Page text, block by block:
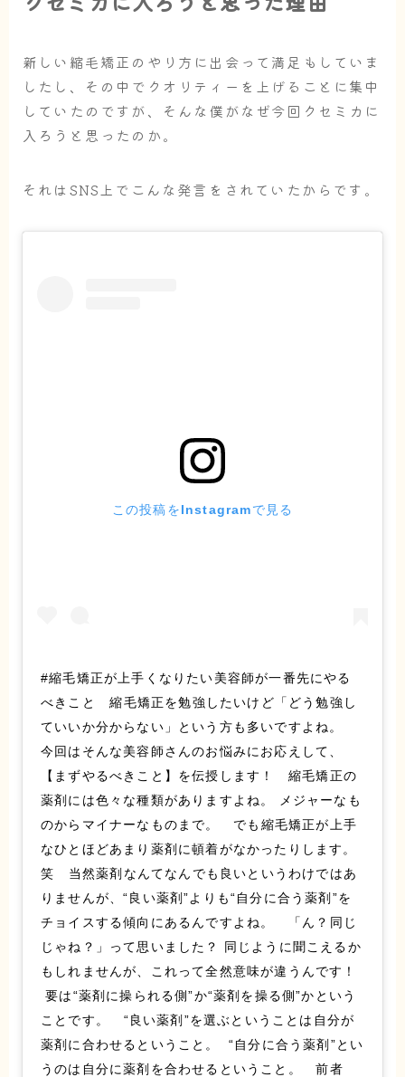
新しい縮毛矯正のやり方に出会って満足もしていま
したし、その中でクオリティーを上げることに集中
していたのですが、そんな僕がなぜ今回クセミカに
入ろうと思ったのか。
それはSNS上でこんな発言をされていたからです。
この投稿をInstagramで見る
#縮毛矯正が上手くなりたい美容師が一番先にやる
べきこと 縮毛矯正を勉強したいけど「どう勉強し
ていいか分からない」という方も多いですよね。
今回はそんな美容師さんのお悩みにお応えして、
【まずやるべきこと】を伝授します！ 縮毛矯正の
薬剤には色々な種類がありますよね。 メジャーなも
のからマイナーなものまで。 でも縮毛矯正が上手
なひとほどあまり薬剤に頓着がなかったりします。
笑 当然薬剤なんてなんでも良いというわけではあ
りませんが、“良い薬剤”よりも“自分に合う薬剤”を
チョイスする傾向にあるんですよね。 「ん？同じ
じゃね？」って思いました？ 同じように聞こえるか
もしれませんが、これって全然意味が違うんです！
要は“薬剤に操られる側”か“薬剤を操る側”かという
ことです。 “良い薬剤”を選ぶということは自分が
薬剤に合わせるということ。 “自分に合う薬剤”とい
うのは自分に薬剤を合わせるということ。 前者